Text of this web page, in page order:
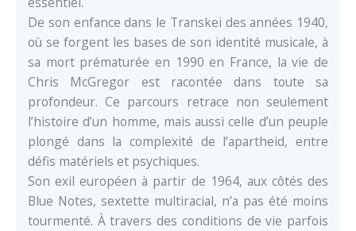
De son enfance dans le Transkei des années 1940,
où se forgent les bases de son identité musicale, à
sa mort prématurée en 1990 en France, la vie de
Chris McGregor est racontée dans toute sa
profondeur. Ce parcours retrace non seulement
l’histoire d’un homme, mais aussi celle d’un peuple
plongé dans la complexité de l’apartheid, entre
défis matériels et psychiques.
Son exil européen à partir de 1964, aux côtés des
Blue Notes, sextette multiracial, n’a pas été moins
tourmenté. À travers des conditions de vie parfois